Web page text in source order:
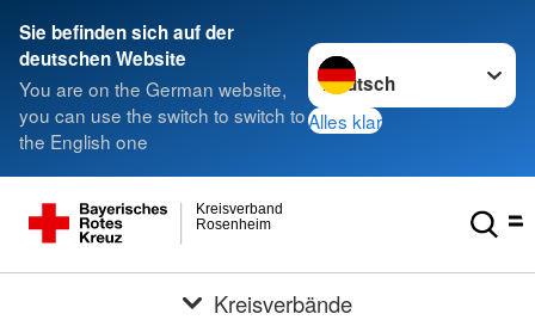
Sie befinden sich auf der
deutschen Website
You are on the German website,
you can use the switch to switch to
the English one
Sprache wechseln zu
Alles klar
Rosenheim
Kreisverband
Kreisverbände